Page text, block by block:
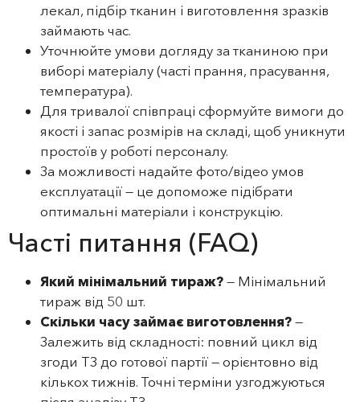
лекал, підбір тканин і виготовлення зразків
займають час.
Уточнюйте умови догляду за тканиною при
виборі матеріалу (часті прання, прасування,
температура).
Для тривалої співпраці сформуйте вимоги до
якості і запас розмірів на складі, щоб уникнути
простоїв у роботі персоналу.
За можливості надайте фото/відео умов
експлуатації — це допоможе підібрати
оптимальні матеріали і конструкцію.
Часті питання (FAQ)
Який мінімальний тираж?— Мінімальний
тираж від 50 шт.
Скільки часу займає виготовлення?—
Залежить від складності: повний цикл від
згоди ТЗ до готової партії — орієнтовно від
кількох тижнів. Точні терміни узгоджуються